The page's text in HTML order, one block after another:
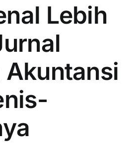
Lebih
Akuntansi